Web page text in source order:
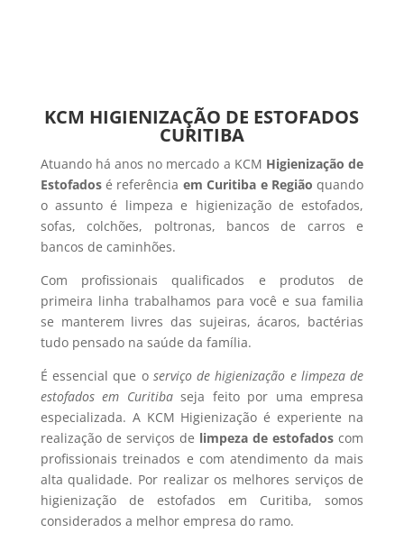
KCM HIGIENIZAÇÃO DE ESTOFADOS
CURITIBA
Atuando há anos no mercado a KCM Higienização de
Estofadosé referência em Curitiba e Região quando
o assunto é limpeza e higienização de estofados,
sofas, colchões, poltronas, bancos de carros e
bancos de caminhões.
Com profissionais qualificados e produtos de
primeira linha trabalhamos para você e sua familia
se manterem livres das sujeiras, ácaros, bactérias
tudo pensado na saúde da família.
É essencial que o serviço de higienização e limpeza de
estofados em Curitibaseja feito por uma empresa
especializada. A KCM Higienização é experiente na
realização de serviços de limpeza de estofados com
profissionais treinados e com atendimento da mais
alta qualidade. Por realizar os melhores serviços de
higienização de estofados em Curitiba, somos
considerados a melhor empresa do ramo.